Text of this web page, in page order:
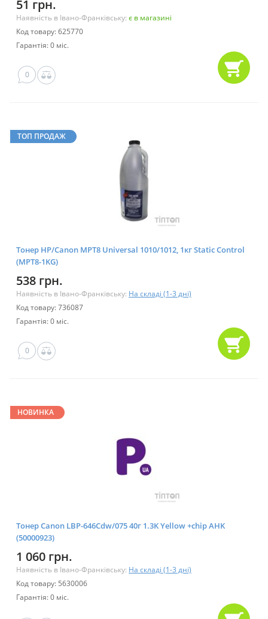
51 грн.
Наявність в Івано-Франківську: є в магазині
Код товару: 625770
Гарантія: 0 міс.
0
ТОП ПРОДАЖ
Тонер HP/Canon MPT8 Universal 1010/1012, 1кг Static Control
(MPT8-1KG)
538 грн.
Наявність в Івано-Франківську: На складі (1-3 дні)
Код товару: 736087
Гарантія: 0 міс.
0
НОВИНКА
Тонер Canon LBP-646Cdw/075 40г 1.3K Yellow +chip AHK
(50000923)
1 060 грн.
Наявність в Івано-Франківську: На складі (1-3 дні)
Код товару: 5630006
Гарантія: 0 міс.